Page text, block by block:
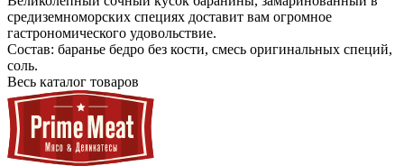
средиземноморских специях доставит вам огромное
гастрономического удовольствие.
Состав: баранье бедро без кости, смесь оригинальных специй,
соль.
Весь каталог товаров